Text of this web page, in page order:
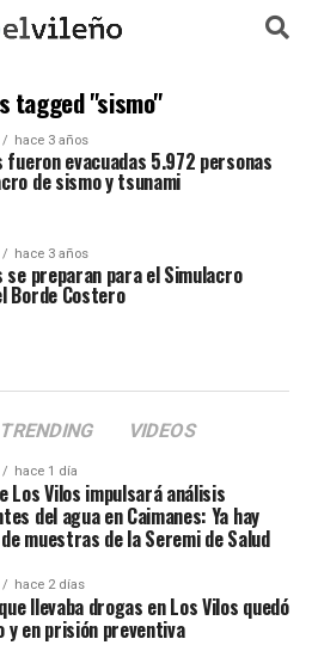
tagged "sismo"
hace 3 años
fueron evacuadas 5.972 personas
de sismo y tsunami
hace 3 años
se preparan para el Simulacro
Borde Costero
TRENDING VIDEOS
hace 1 día
Los Vilos impulsará análisis
del agua en Caimanes: Ya hay
muestras de la Seremi de Salud
hace 2 días
llevaba drogas en Los Vilos quedó
y en prisión preventiva